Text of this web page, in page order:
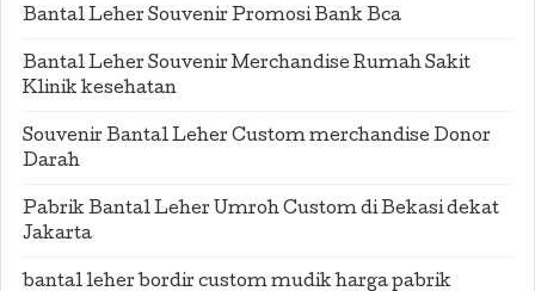
Bantal Leher Souvenir Promosi Bank Bca
Bantal Leher Souvenir Merchandise Rumah Sakit
Klinik kesehatan
Souvenir Bantal Leher Custom merchandise Donor
Darah
Pabrik Bantal Leher Umroh Custom di Bekasi dekat
Jakarta
bantal leher bordir custom mudik harga pabrik